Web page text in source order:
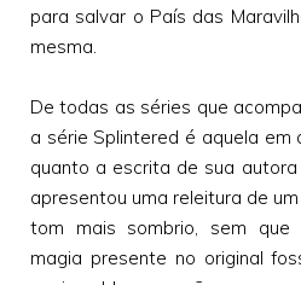
para salvar o País das
mesma.
De todas as séries que
a série Splintered é aquela em
quanto a escrita de sua autora
apresentou uma releitura de
tom mais sombrio, sem que
magia presente no original